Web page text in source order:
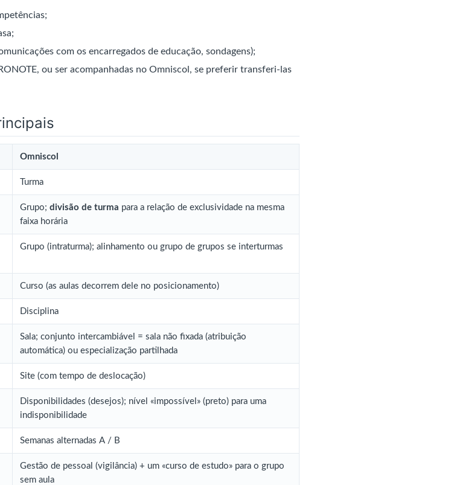
com os encarregados de educação, sondagens);
ou ser acompanhadas no Omniscol, se preferir transferi-las
Omniscol
Turma
Grupo; divisão de turma para a relação de exclusividade na mesma
faixa horária
Grupo (intraturma); alinhamento ou grupo de grupos se interturmas
Curso (as aulas decorrem dele no posicionamento)
Disciplina
Sala; conjunto intercambiável = sala não fixada (atribuição
automática) ou especialização partilhada
Site (com tempo de deslocação)
Disponibilidades (desejos); nível «impossível» (preto) para uma
indisponibilidade
Semanas alternadas A / B
Gestão de pessoal (vigilância) + um «curso de estudo» para o grupo
sem aula